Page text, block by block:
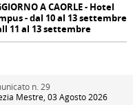
A CAORLE - Hotel
- dal 10 al 13 settembre
11 al 13 settembre
n. 29
Mestre, 03 Agosto 2026